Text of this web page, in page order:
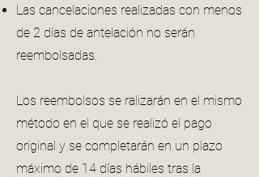
Las cancelaciones realizadas con menos
de 2 días de antelación no serán
reembolsadas.
Los reembolsos se ralizarán en el mismo
método en el que se realizó el pago
original y se completarán en un plazo
máximo de 14 días hábiles tras la